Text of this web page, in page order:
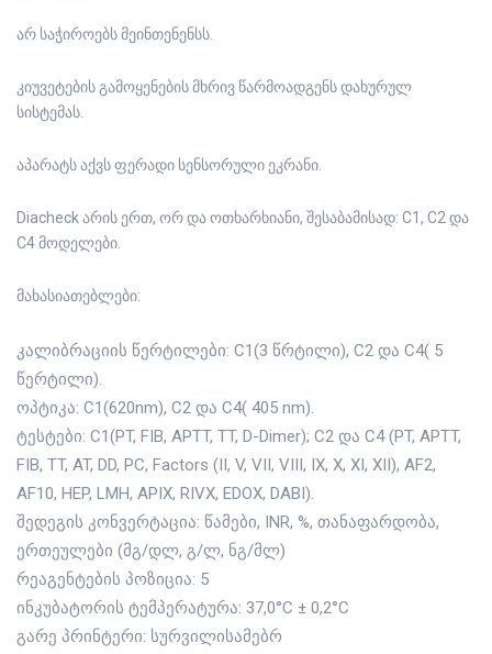
არ საჭიროებს მეინთენენსს.
კიუვეტების გამოყენების მხრივ წარმოადგენს დახურულ
სისტემას.
აპარატს აქვს ფერადი სენსორული ეკრანი.
Diacheck არის ერთ, ორ და ოთხარხიანი, შესაბამისად: C1, C2 და
C4 მოდელები.
მახასიათებლები:
კალიბრაციის წერტილები: C1(3 წრტილი), C2 და C4( 5
წერტილი).
ოპტიკა: C1(620nm), C2 და C4( 405 nm).
ტესტები: C1(PT, FIB, APTT, TT, D-Dimer); C2 და C4 (PT, APTT,
FIB, TT, AT, DD, PC, Factors (II, V, VII, VIII, IX, X, XI, XII), AF2,
AF10, HEP, LMH, APIX, RIVX, EDOX, DABI).
შედეგის კონვერტაცია: წამები, INR, %, თანაფარდობა,
ერთეულები (მგ/დლ, გ/ლ, ნგ/მლ)
რეაგენტების პოზიცია: 5
ინკუბატორის ტემპერატურა: 37,0°C ± 0,2°C
გარე პრინტერი: სურვილისამებრ